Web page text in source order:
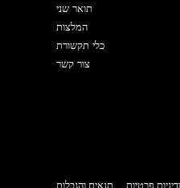
תואר שני
המלצות
כלי תקשורת
צור קשר